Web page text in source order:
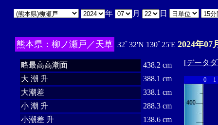
年 月 日
熊本県：柳ノ瀬戸／天草 32ﾟ32'N 130ﾟ25'E 2024年07
略最高高潮面
438.2 cm
大 潮 升
388.1 cm
大潮差
338.1 cm
小 潮 升
288.3 cm
小潮差 升
138.6 cm
[データ
0 1